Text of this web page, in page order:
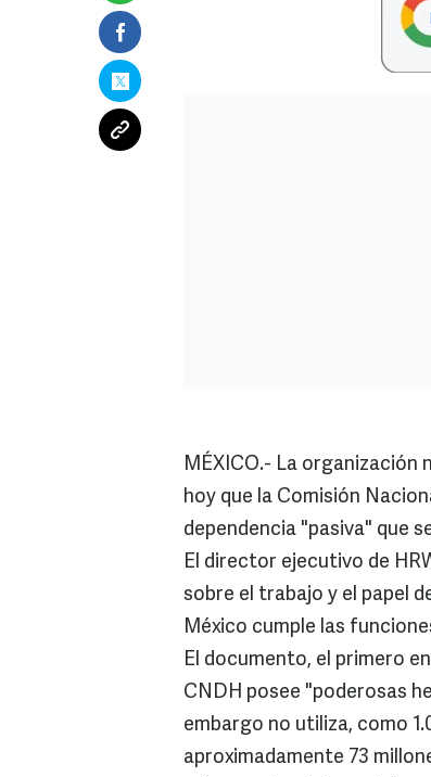
MÉXICO.- La organización
hoy que la Comisión
dependencia "pasiva" que
El director ejecutivo de
sobre el trabajo y el papel
México cumple las
El documento, el primero
CNDH posee "poderosas
embargo no utiliza, como
aproximadamente 73